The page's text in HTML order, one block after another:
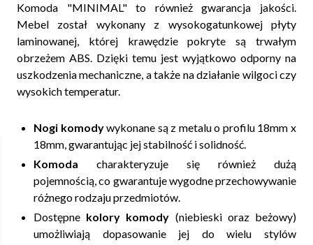
Komoda "MINIMAL" to również gwarancja jakości.
Mebel został wykonany z wysokogatunkowej płyty
laminowanej, której krawędzie pokryte są trwałym
obrzeżem ABS. Dzięki temu jest wyjątkowo odporny na
uszkodzenia mechaniczne, a także na działanie wilgoci czy
wysokich temperatur.
Nogi komodywykonane są z metalu o profilu 18mm x
18mm, gwarantując jej stabilność i solidność.
Komoda charakteryzuje się również dużą
pojemnością, co gwarantuje wygodne przechowywanie
różnego rodzaju przedmiotów.
Dostępne kolory komody (niebieski oraz beżowy)
umożliwiają dopasowanie jej do wielu stylów